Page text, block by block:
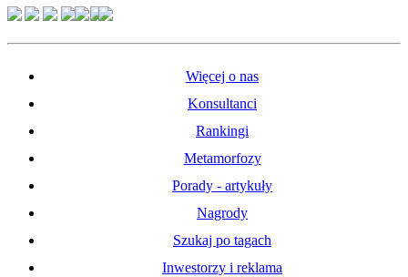
Więcej o nas
Konsultanci
Rankingi
Metamorfozy
Porady - artykuły
Nagrody
Szukaj po tagach
Inwestorzy i reklama